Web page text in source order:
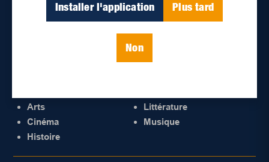
Installer l'application Plus tard
Non
Politique
Santé
Arts
Cinéma
Histoire
Littérature
Musique